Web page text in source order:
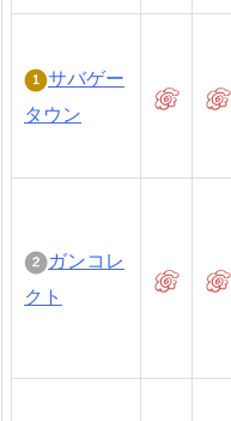
サバゲー
タウン
ガンコレ
クト